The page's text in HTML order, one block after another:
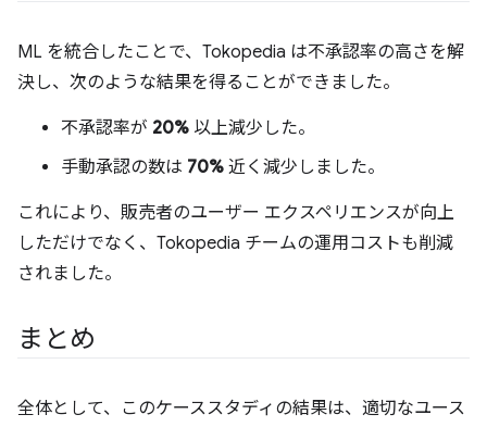
ML を統合したことで、Tokopedia は不承認率の高さを解
決し、次のような結果を得ることができました。
不承認率が 20% 以上減少した。
手動承認の数は 70% 近く減少しました。
これにより、販売者のユーザー エクスペリエンスが向上
しただけでなく、Tokopedia チームの運用コストも削減
されました。
まとめ
全体として、このケーススタディの結果は、適切なユース